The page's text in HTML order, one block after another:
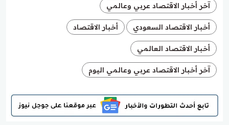
آخر أخبار الاقتصاد عربي وعالمي
أخبار الاقتصاد السعودي أخبار الاقتصاد
أخبار الاقتصاد العالمي
آخر أخبار الاقتصاد عربي وعالمي اليوم